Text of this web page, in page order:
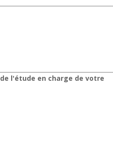
l'étude en charge de votre